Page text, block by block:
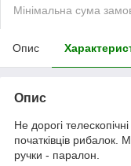
Мінімальна сума
Опис
Опис
Не дорогі
початківців рибалок.
ручки - паралон.